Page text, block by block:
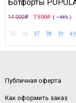
14 000 7 500 ( —46% )
35 36 37 38 39 40
Публичная оферта
Как оформить заказ